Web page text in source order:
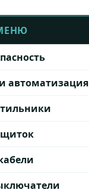
автоматизация